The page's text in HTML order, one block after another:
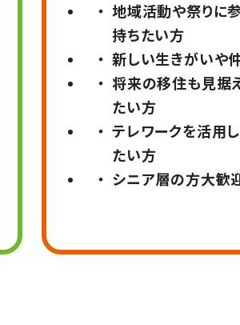
地域活動や祭りに
持ちたい方
新しい生きがいや
将来の移住も見据
たい方
テレワークを活用
たい方
シニア層の方大歓